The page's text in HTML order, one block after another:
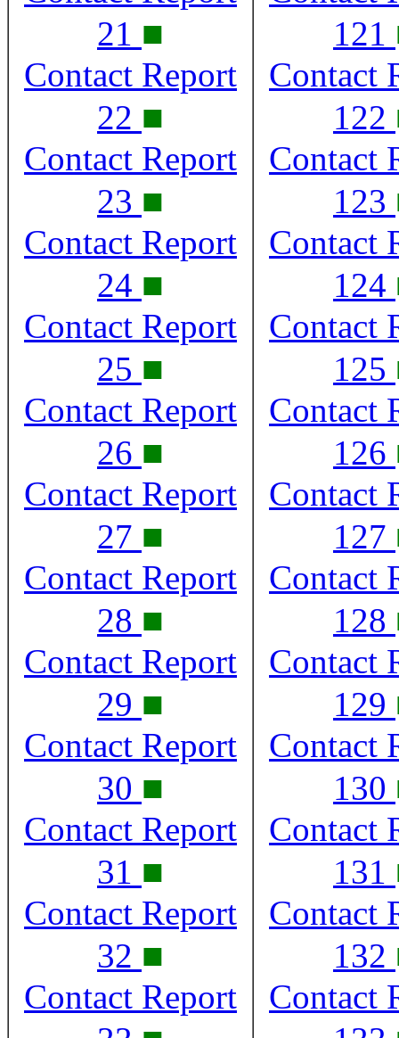
21 ■
Contact Report
22 ■
Contact Report
23 ■
Contact Report
24 ■
Contact Report
25 ■
Contact Report
26 ■
Contact Report
27 ■
Contact Report
28 ■
Contact Report
29 ■
Contact Report
30 ■
Contact Report
31 ■
Contact Report
32 ■
Contact Report
121
Contact
122
Contact
123
Contact
124
Contact
125
Contact
126
Contact
127
Contact
128
Contact
129
Contact
130
Contact
131
Contact
132
Contact